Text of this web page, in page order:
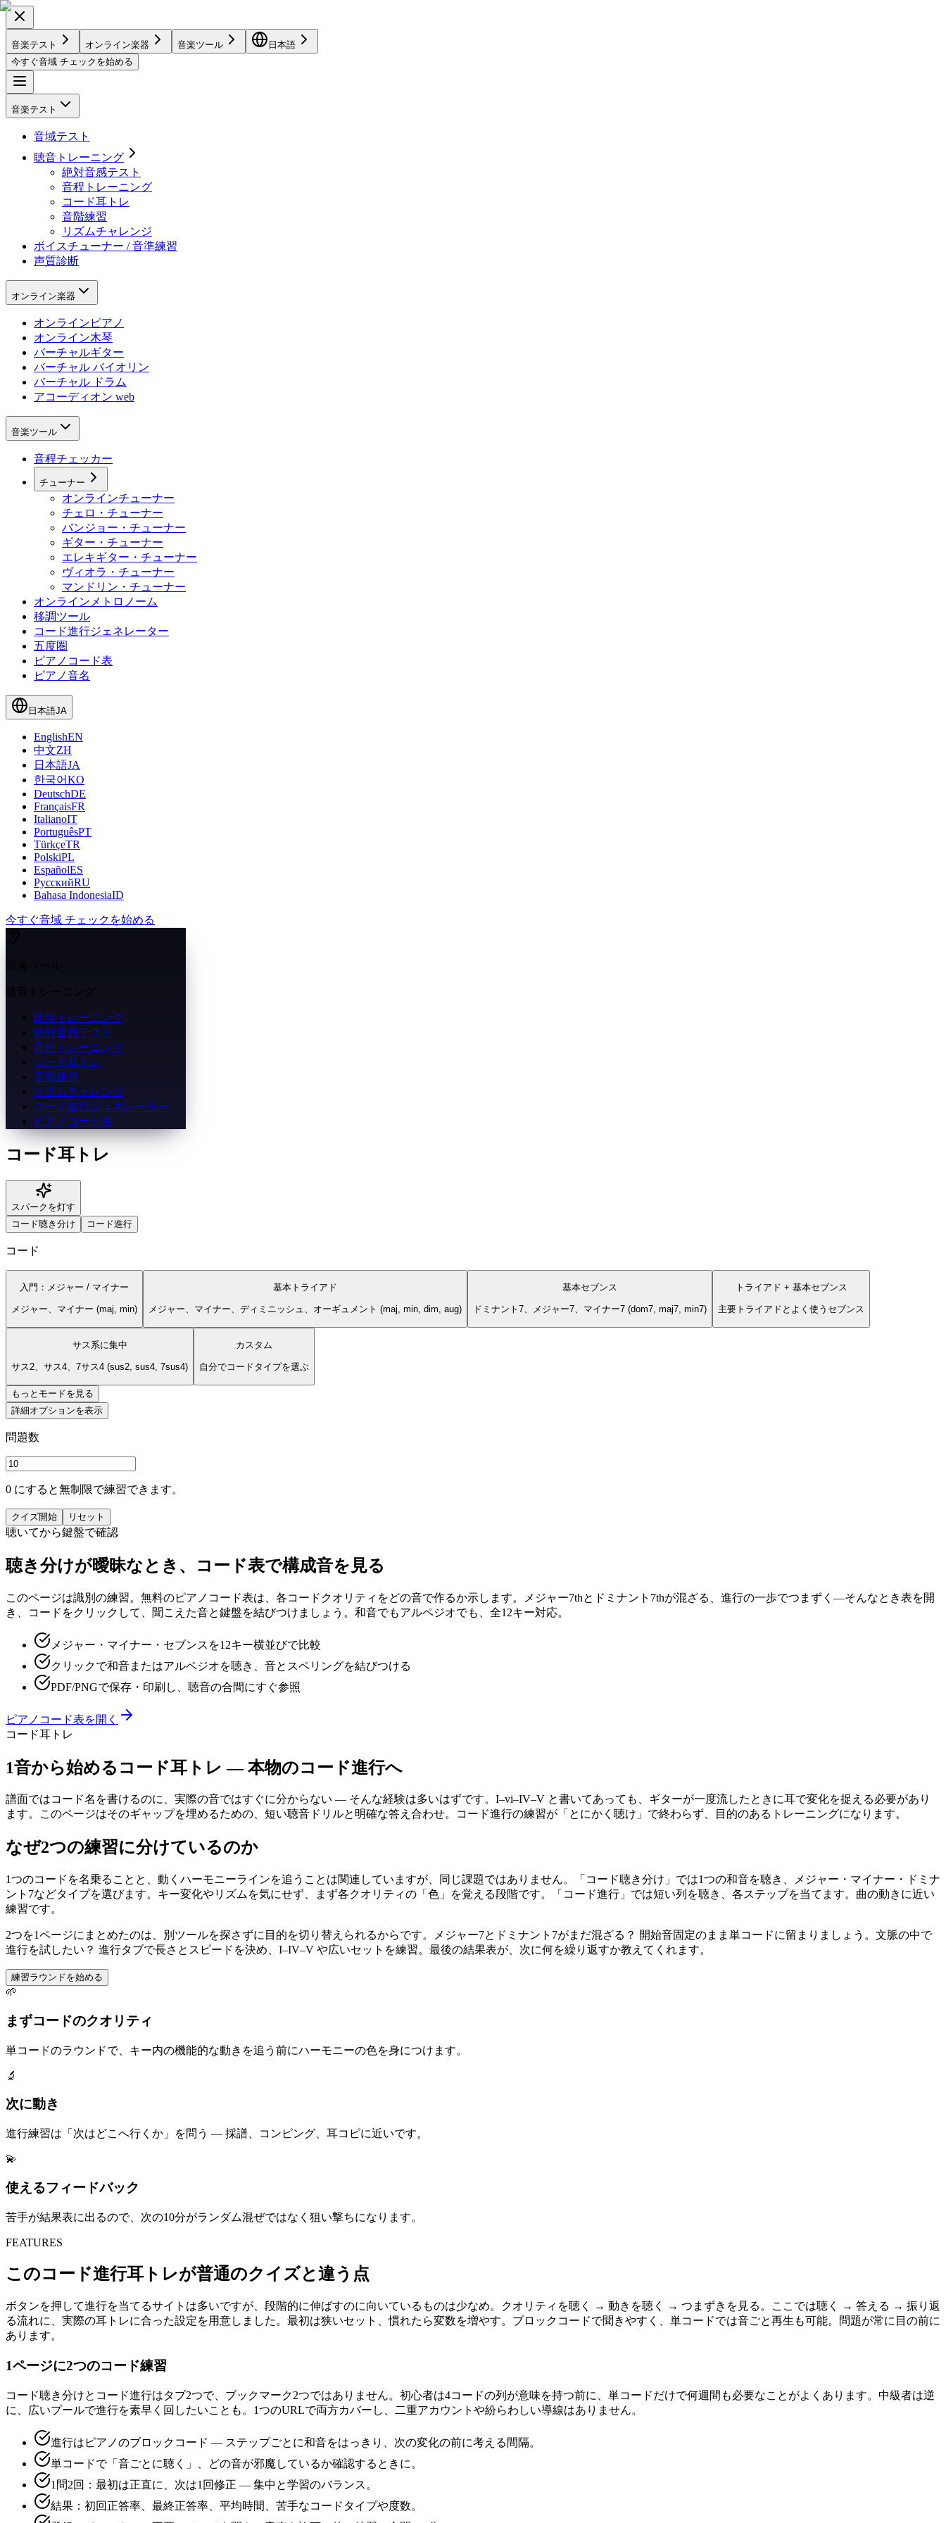
音楽テスト オンライン楽器 音楽ツール
日本語
今すぐ音域 チェックを始める
音楽テスト
音域テスト
聴音トレーニング
絶対音感テスト
音程トレーニング
コード耳トレ
音階練習
リズムチャレンジ
ボイスチューナー / 音準練習
声質診断
オンライン楽器
オンラインピアノ
オンライン木琴
バーチャルギター
バーチャル バイオリン
バーチャル ドラム
アコーディオン web
音楽ツール
音程チェッカー
チューナー
オンラインチューナー
チェロ・チューナー
バンジョー・チューナー
ギター・チューナー
エレキギター・チューナー
ヴィオラ・チューナー
マンドリン・チューナー
オンラインメトロノーム
移調ツール
コード進行ジェネレーター
五度圏
ピアノコード表
ピアノ音名
日本語JA
EnglishEN
中文ZH
日本語JA
한국어KO
DeutschDE
FrançaisFR
ItalianoIT
PortuguêsPT
TürkçeTR
PolskiPL
EspañolES
РусскийRU
Bahasa IndonesiaID
今すぐ音域 チェックを始める
聴音トレーニング
聴音トレーニング
絶対音感テスト
音程トレーニング
コード耳トレ
音階練習
リズムチャレンジ
コード進行ジェネレーター
ピアノコード表
コード耳トレ
スパークを灯す
コード聴き分け
コード進行
コード
入門：メジャー / マイナー
メジャー、マイナー (maj, min)
基本トライアド
メジャー、マイナー、ディミニッシュ、オーギュメント (maj, min, dim, aug)
基本セブンス
ドミナント7、メジャー7、マイナー7 (dom7, maj7, min7)
トライアド + 基本セブンス
主要トライアドとよく使うセブンス
サス系に集中
サス2、サス4、7サス4 (sus2, sus4, 7sus4)
カスタム
自分でコードタイプを選ぶ
もっとモードを見る
詳細オプションを表示
問題数
0 にすると無制限で練習できます。
クイズ開始 リセット
聴いてから鍵盤で確認
聴き分けが曖昧なとき、コード表で構成音を見る
このページは識別の練習。無料のピアノコード表は、各コードクオリティをどの音で作るか示します。メジャー7thとドミナント7thが混ざる、進行の一歩でつまずく—そんなとき表を開
き、コードをクリックして、聞こえた音と鍵盤を結びつけましょう。和音でもアルペジオでも、全12キー対応。
メジャー・マイナー・セブンスを12キー横並びで比較
クリックで和音またはアルペジオを聴き、音とスペリングを結びつける
PDF/PNGで保存・印刷し、聴音の合間にすぐ参照
ピアノコード表を開く
コード耳トレ
1音から始めるコード耳トレ — 本物のコード進行へ
譜面ではコード名を書けるのに、実際の音ではすぐに分からない — そんな経験は多いはずです。I–vi–IV–V と書いてあっても、ギターが一度流したときに耳で変化を捉える必要があり
ます。このページはそのギャップを埋めるための、短い聴音ドリルと明確な答え合わせ。コード進行の練習が「とにかく聴け」で終わらず、目的のあるトレーニングになります。
なぜ2つの練習に分けているのか
1つのコードを名乗ることと、動くハーモニーラインを追うことは関連していますが、同じ課題ではありません。「コード聴き分け」では1つの和音を聴き、メジャー・マイナー・ドミナ
ント7などタイプを選びます。キー変化やリズムを気にせず、まず各クオリティの「色」を覚える段階です。「コード進行」では短い列を聴き、各ステップを当てます。曲の動きに近い
練習です。
2つを1ページにまとめたのは、別ツールを探さずに目的を切り替えられるからです。メジャー7とドミナント7がまだ混ざる？ 開始音固定のまま単コードに留まりましょう。文脈の中で
進行を試したい？ 進行タブで長さとスピードを決め、I–IV–V や広いセットを練習。最後の結果表が、次に何を繰り返すか教えてくれます。
練習ラウンドを始める
🌱
まずコードのクオリティ
単コードのラウンドで、キー内の機能的な動きを追う前にハーモニーの色を身につけます。
🔬
次に動き
進行練習は「次はどこへ行くか」を問う — 採譜、コンピング、耳コピに近いです。
💫
使えるフィードバック
苦手が結果表に出るので、次の10分がランダム混ぜではなく狙い撃ちになります。
FEATURES
このコード進行耳トレが普通のクイズと違う点
ボタンを押して進行を当てるサイトは多いですが、段階的に伸ばすのに向いているものは少なめ。クオリティを聴く → 動きを聴く → つまずきを見る。ここでは聴く → 答える → 振り返
る流れに、実際の耳トレに合った設定を用意しました。最初は狭いセット、慣れたら変数を増やす。ブロックコードで聞きやすく、単コードでは音ごと再生も可能。問題が常に目の前に
あります。
1ページに2つのコード練習
コード聴き分けとコード進行はタブ2つで、ブックマーク2つではありません。初心者は4コードの列が意味を持つ前に、単コードだけで何週間も必要なことがよくあります。中級者は逆
に、広いプールで進行を素早く回したいことも。1つのURLで両方カバーし、二重アカウントや紛らわしい導線はありません。
進行はピアノのブロックコード — ステップごとに和音をはっきり、次の変化の前に考える間隔。
単コードで「音ごとに聴く」、どの音が邪魔しているか確認するときに。
1問2回：最初は正直に、次は1回修正 — 集中と学習のバランス。
結果：初回正答率、最終正答率、平均時間、苦手なコードタイプや度数。